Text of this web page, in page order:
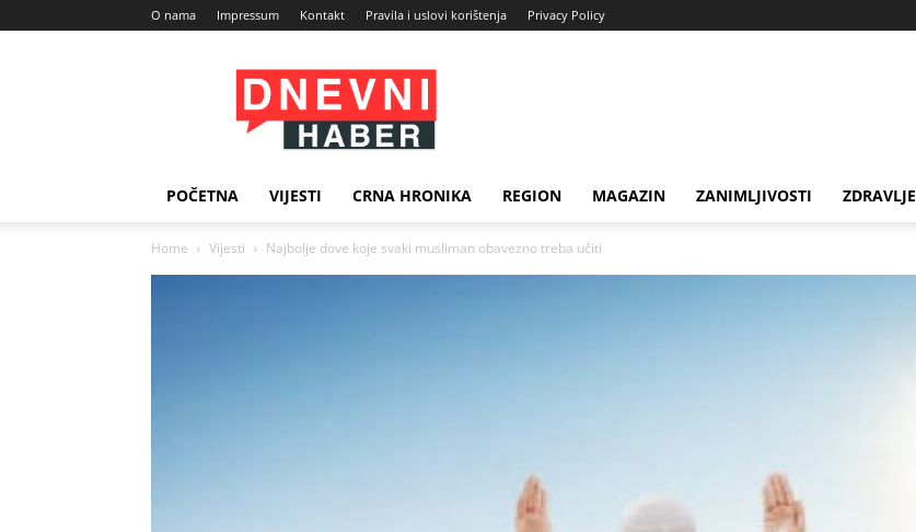
O nama Impressum Kontakt Pravila i uslovi korištenja Privacy Policy
Dnevni
Haber
POČETNA VIJESTI CRNA HRONIKA REGION MAGAZIN ZANIMLJIVOSTI ZDRAVLJE
Home Vijesti Najbolje dove koje svaki musliman obavezno treba učiti